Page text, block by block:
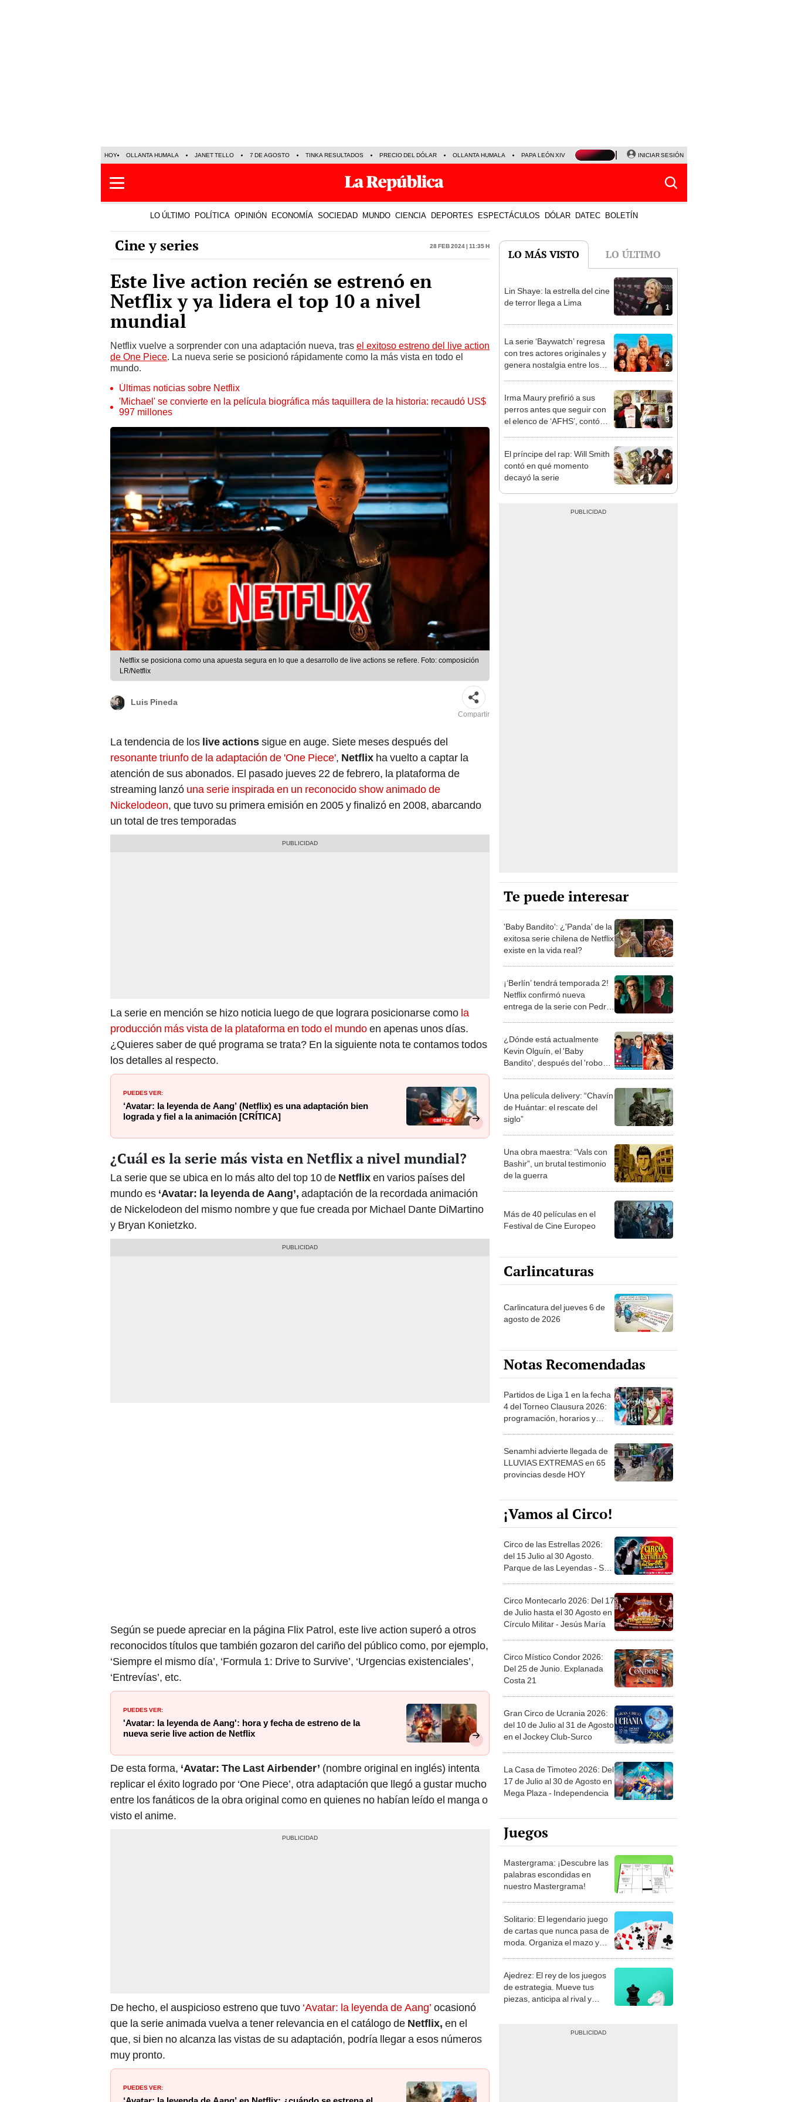
HOY OLLANTA HUMALA JANET TELLO 7 DE AGOSTO TINKA RESULTADOS PRECIO DEL DÓLAR OLLANTA HUMALA PAPA LEÓN XIV NALDY SALDAÑA LA BELLA LUZ
INICIAR SESIÓN
LO ÚLTIMO POLÍTICA OPINIÓN ECONOMÍA SOCIEDAD MUNDO CIENCIA DEPORTES ESPECTÁCULOS DÓLAR DATEC BOLETÍN
Cine y series 28 Feb 2024 | 11:35 h
Este live action recién se estrenó en
Netflix y ya lidera el top 10 a nivel
mundial
Netflix vuelve a sorprender con una adaptación nueva, tras el exitoso estreno del live action
de One Piece. La nueva serie se posicionó rápidamente como la más vista en todo el
mundo.
Últimas noticias sobre Netflix
'Michael' se convierte en la película biográfica más taquillera de la historia: recaudó US$
997 millones
Netflix se posiciona como una apuesta segura en lo que a desarrollo de live actions se refiere. Foto: composición
LR/Netflix
Luis Pineda
Compartir
La tendencia de los live actionssigue en auge. Siete meses después del
resonante triunfo de la adaptación de 'One Piece', Netflix ha vuelto a captar la
atención de sus abonados. El pasado jueves 22 de febrero, la plataforma de
streaming lanzó una serie inspirada en un reconocido show animado de
Nickelodeon, que tuvo su primera emisión en 2005 y finalizó en 2008, abarcando
un total de tres temporadas
La serie en mención se hizo noticia luego de que lograra posicionarse como la
producción más vista de la plataforma en todo el mundoen apenas unos días.
¿Quieres saber de qué programa se trata? En la siguiente nota te contamos todos
los detalles al respecto.
PUEDES VER:
‘Avatar: la leyenda de Aang’ (Netflix) es una adaptación bien
lograda y fiel a la animación [CRÍTICA]
¿Cuál es la serie más vista en Netflix a nivel mundial?
La serie que se ubica en lo más alto del top 10 de Netflixen varios países del
mundo es ‘Avatar: la leyenda de Aang’, adaptación de la recordada animación
de Nickelodeon del mismo nombre y que fue creada por Michael Dante DiMartino
y Bryan Konietzko.
Según se puede apreciar en la página Flix Patrol, este live action superó a otros
reconocidos títulos que también gozaron del cariño del público como, por ejemplo,
‘Siempre el mismo día’, ‘Formula 1: Drive to Survive’, ‘Urgencias existenciales’,
‘Entrevías’, etc.
PUEDES VER:
'Avatar: la leyenda de Aang': hora y fecha de estreno de la
nueva serie live action de Netflix
De esta forma, ‘Avatar: The Last Airbender’ (nombre original en inglés) intenta
replicar el éxito logrado por ‘One Piece’, otra adaptación que llegó a gustar mucho
entre los fanáticos de la obra original como en quienes no habían leído el manga o
visto el anime.
De hecho, el auspicioso estreno que tuvo ‘Avatar: la leyenda de Aang’ ocasionó
que la serie animada vuelva a tener relevancia en el catálogo de Netflix, en el
que, si bien no alcanza las vistas de su adaptación, podría llegar a esos números
muy pronto.
PUEDES VER:
LO MÁS VISTO LO ÚLTIMO
1
Lin Shaye: la estrella del cine
de terror llega a Lima
2
La serie ‘Baywatch’ regresa
con tres actores originales y
genera nostalgia entre los
3
Irma Maury prefirió a sus
perros antes que seguir con
el elenco de ‘AFHS’, contó
4
El príncipe del rap: Will Smith
contó en qué momento
decayó la serie
Te puede interesar
'Baby Bandito': ¿'Panda' de la
exitosa serie chilena de Netflix
existe en la vida real?
¡‘Berlín’ tendrá temporada 2!
Netflix confirmó nueva
entrega de la serie con Pedro
¿Dónde está actualmente
Kevin Olguín, el 'Baby
Bandito', después del 'robo
Una película delivery: “Chavín
de Huántar: el rescate del
siglo”
Una obra maestra: “Vals con
Bashir”, un brutal testimonio
de la guerra
Más de 40 películas en el
Festival de Cine Europeo
Carlincaturas
Carlincatura del jueves 6 de
agosto de 2026
Notas Recomendadas
Partidos de Liga 1 en la fecha
4 del Torneo Clausura 2026:
programación, horarios y
Senamhi advierte llegada de
LLUVIAS EXTREMAS en 65
provincias desde HOY
¡Vamos al Circo!
Circo de las Estrellas 2026:
del 15 Julio al 30 Agosto.
Parque de las Leyendas - San
Circo Montecarlo 2026: Del 17
de Julio hasta el 30 Agosto en
Círculo Militar - Jesús María
Circo Místico Condor 2026:
Del 25 de Junio. Explanada
Costa 21
Gran Circo de Ucrania 2026:
del 10 de Julio al 31 de Agosto
en el Jockey Club-Surco
La Casa de Timoteo 2026: Del
17 de Julio al 30 de Agosto en
Mega Plaza - Independencia
Juegos
Mastergrama: ¡Descubre las
palabras escondidas en
nuestro Mastergrama!
Solitario: El legendario juego
de cartas que nunca pasa de
moda. Organiza el mazo y
Ajedrez: El rey de los juegos
de estrategia. Mueve tus
piezas, anticipa al rival y